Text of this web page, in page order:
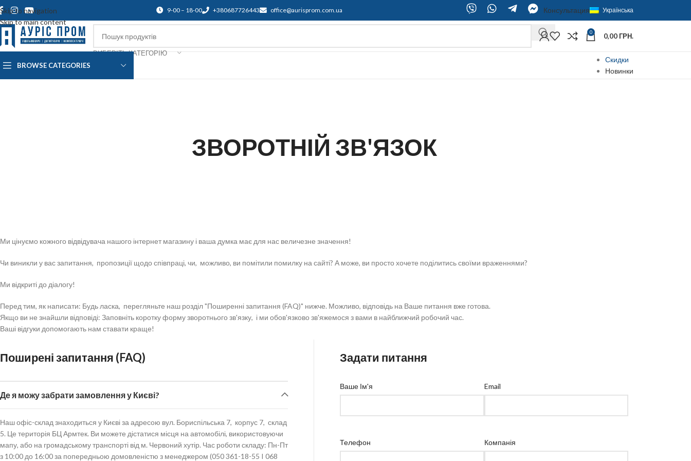
Skip to navigation
Skip to main content
9-00 – 18-00 +380687726443 office@aurisprom.com.ua Консультация Українська
ВИБЕРІТЬ КАТЕГОРІЮ
0 0,00ГРН.
BROWSE CATEGORIES
Скидки
Новинки
ЗВОРОТНІЙ ЗВ'ЯЗОК
Ми цінуємо кожного відвідувача нашого інтернет магазину і ваша думка має для нас величезне значення!
Чи виникли у вас запитання, пропозиції щодо співпраці, чи, можливо, ви помітили помилку на сайті? А може, ви просто хочете поділитись своїми враженнями?
Ми відкриті до діалогу!
Перед тим, як написати: Будь ласка, перегляньте наш розділ "Поширенні запитання (FAQ)" нижче. Можливо, відповідь на Ваше питання вже готова.
Якщо ви не знайшли відповіді: Заповніть коротку форму зворотнього зв'язку, і ми обов'язково зв'яжемося з вами в найближчий робочий час.
Ваші відгуки допомогають нам ставати краще!
Поширені запитання (FAQ)
Де я можу забрати замовлення у Києві?
Наш офіс-склад знаходиться у Києві за адресою вул. Бориспільська 7, корпус 7, склад
5. Це територія БЦ Армтек. Ви можете дістатися місця на автомобілі, використовуючи
мапу, або на громадському транспорті від м. Червоний хутір. Час роботи складу: Пн-Пт
з 10:00 до 16:00 за попередньою домовленістю з менеджером (050 361-18-55 I 068
Задати питання
Ваше Ім'я Email
Телефон Компанія